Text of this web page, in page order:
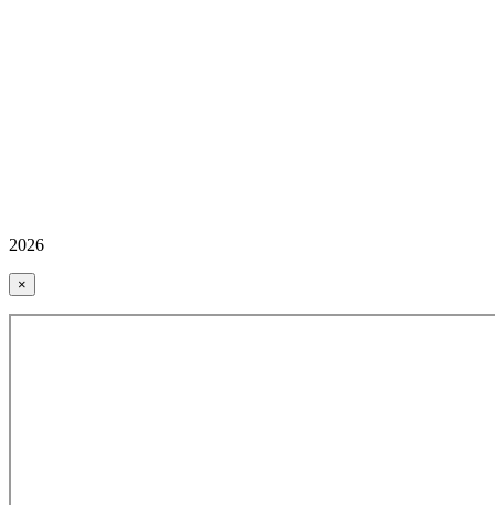
2026
×